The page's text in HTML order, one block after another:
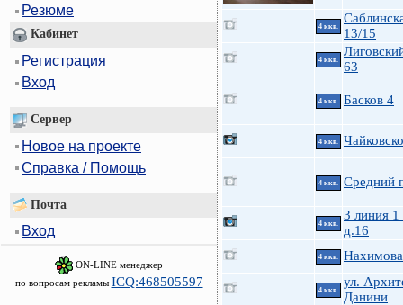
Резюме
Кабинет
Регистрация
Вход
Сервер
Новое на проекте
Справка / Помощь
Почта
Вход
ON-LINE менеджер
по вопросам рекламы ICQ:468505597
4 ккв.
13/15
4 ккв.
63
4 ккв. Басков 4
4 ккв.
4 ккв. Средний
4 ккв.
3 линия
д.16
4 ккв.
4 ккв.
ул.
Данини